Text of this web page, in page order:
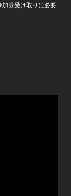
券受け取りに必要